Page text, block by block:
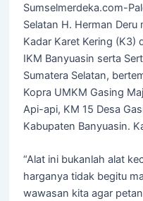
Sumselmerdeka.com-
Selatan H. Herman
Kadar Karet Kering (K3)
IKM Banyuasin serta
Sumatera Selatan,
Kopra UMKM Gasing
Api-api, KM 15 Desa
Kabupaten Banyuasin.
“Alat ini bukanlah alat
harganya tidak begitu
wawasan kita agar